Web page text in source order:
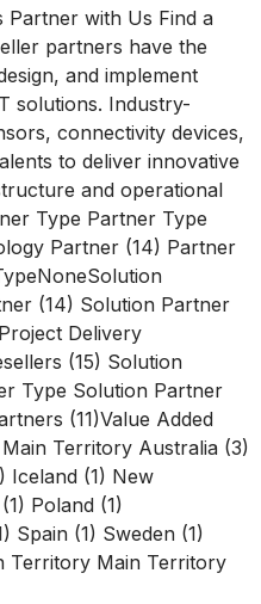
with Us Find a
partners have the
and implement
solutions. Industry-
connectivity devices,
to deliver innovative
and operational
Type Partner Type
Partner (14) Partner
(14) Solution Partner
Delivery
(15) Solution
Type Solution Partner
(11)Value Added
Territory Australia (3)
Iceland (1) New
Poland (1)
Spain (1) Sweden (1)
Territory Main Territory